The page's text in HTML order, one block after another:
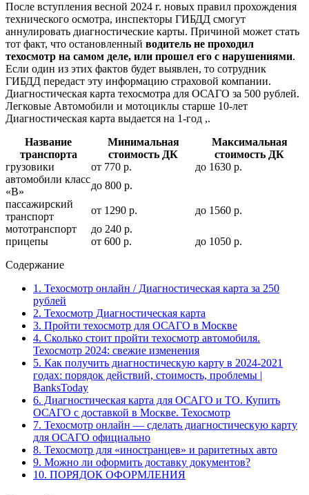
После вступления весной 2024 г. новых правил прохождения
технического осмотра, инспекторы ГИБДД смогут
аннулировать диагностические карты. Причиной может стать
тот факт, что остановленный водитель не проходил
техосмотр на самом деле, или прошел его с нарушениями.
Если один из этих фактов будет выявлен, то сотрудник
ГИБДД передаст эту информацию страховой компании.
Диагностическая карта техосмотра для ОСАГО за 500 рублей.
Легковые Автомобили и мотоциклы старше 10-лет
Диагностическая карта выдается на 1-год ,.
Название
транспорта
Минимальная
стоимость ДК
Максимальная
стоимость ДК
грузовики
от 770 р.
до 1630 р.
автомобили класс
«В»
до 800 р.
пассажирский
транспорт
от 1290 р.
до 1560 р.
мототранспорт
до 240 р.
прицепы
от 600 р.
до 1050 р.
Содержание
1. Техосмотр онлайн / Диагностическая карта за 250
рублей
2. Техосмотр Диагностическая карта
3. Пройти техосмотр для ОСАГО в Москве
4. Сколько стоит пройти техосмотр автомобиля.
Техосмотр 2024: свежие изменения
5. Как получить диагностическую карту в 2024-2021
годах: порядок действий, стоимость, проблемы |
BanksToday
6. Диагностическая карта для ОСАГО и ТО. Купить
ОСАГО с доставкой в Москве. Техосмотр
7. Техосмотр онлайн — сделать диагностическую карту
для ОСАГО официально
8. Техосмотр для «иностранцев» и раритетных авто
9. Можно ли оформить доставку документов?
10. ПОРЯДОК ОФОРМЛЕНИЯ